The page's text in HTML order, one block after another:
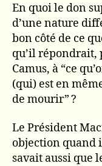
En quoi le don
d’une nature
bon côté de ce
qu’il répondrait,
Camus, à “ce
(qui) est en
de mourir” ?
Le Président
objection quand
savait aussi que